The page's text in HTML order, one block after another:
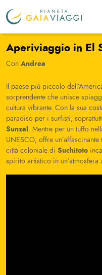
Aperiviaggio in El
Con Andrea
Il paese più piccolo
sorprendente che unisce
cultura vibrante. Con la sua
paradiso per i surfisti,
Sunzal. Mentre per un tuffo
UNESCO, offre
città coloniale di Suchitoto
spirito artistico in un’atmosfera